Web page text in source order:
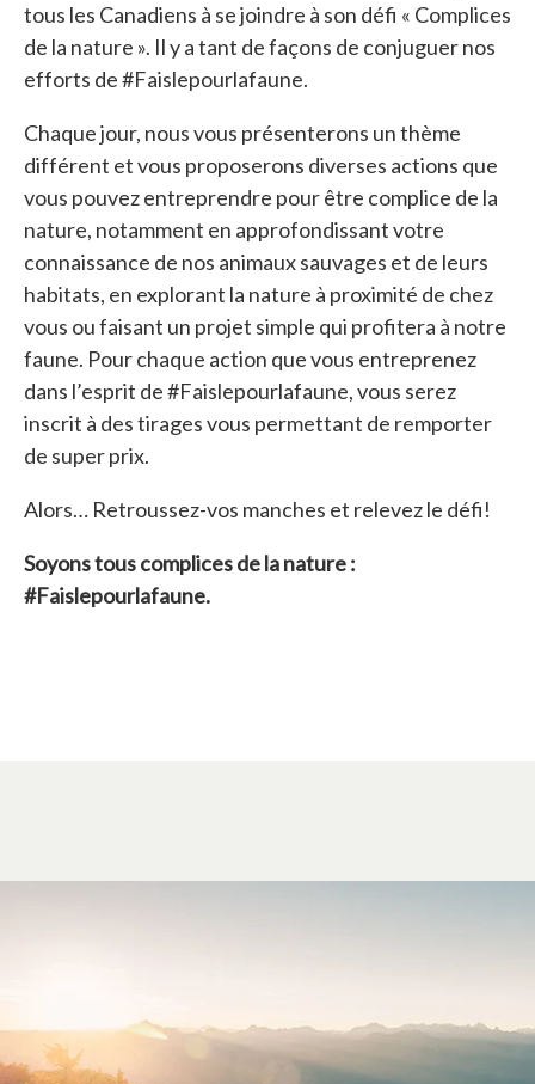
tous les Canadiens à se joindre à son défi « Complices
de la nature ». Il y a tant de façons de conjuguer nos
efforts de #Faislepourlafaune.
Chaque jour, nous vous présenterons un thème
différent et vous proposerons diverses actions que
vous pouvez entreprendre pour être complice de la
nature, notamment en approfondissant votre
connaissance de nos animaux sauvages et de leurs
habitats, en explorant la nature à proximité de chez
vous ou faisant un projet simple qui profitera à notre
faune. Pour chaque action que vous entreprenez
dans l’esprit de #Faislepourlafaune, vous serez
inscrit à des tirages vous permettant de remporter
de super prix.
Alors… Retroussez-vos manches et relevez le défi!
Soyons tous complices de la nature :
#Faislepourlafaune.